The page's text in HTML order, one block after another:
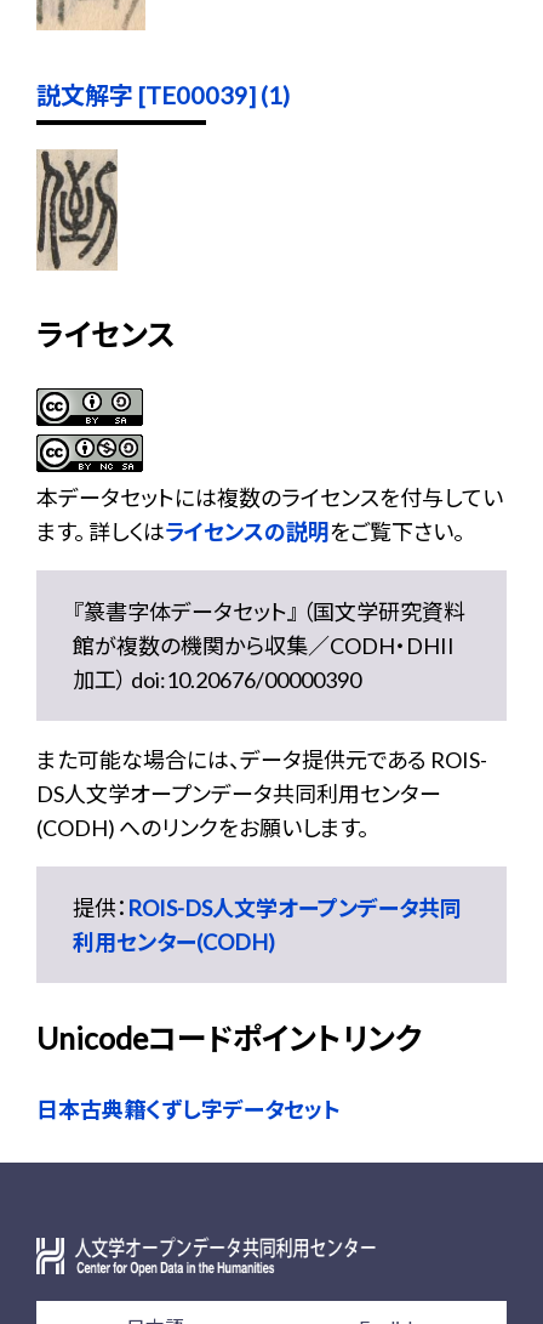
説文解字 [TE00039] (1)
ライセンス
本データセットには複数のライセンスを付与してい
ます。 詳しくはライセンスの説明をご覧下さい。
『篆書字体データセット』 （国文学研究資料
館が複数の機関から収集／CODH・DHII
加工） doi:10.20676/00000390
また可能な場合には、データ提供元である ROIS-
DS人文学オープンデータ共同利用センター
(CODH) へのリンクをお願いします。
提供： ROIS-DS人文学オープンデータ共同
利用センター(CODH)
Unicodeコードポイントリンク
日本古典籍くずし字データセット